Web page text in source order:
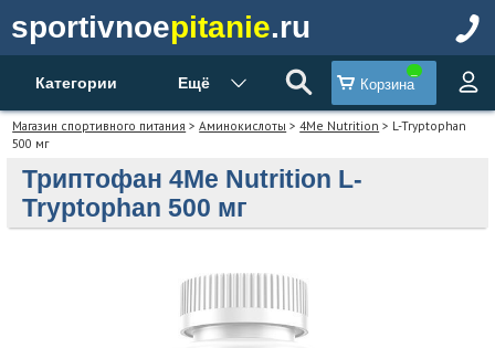
sportivnoepitanie.ru
Категории Ещё Корзина
Магазин спортивного питания >Аминокислоты >4Me Nutrition > L-Tryptophan
500 мг
Триптофан 4Me Nutrition L-
Tryptophan 500 мг